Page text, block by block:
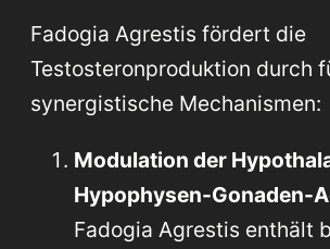
Fadogia Agrestis fördert die
Testosteronproduktion durch
synergistische Mechanismen:
Modulation der
Hypophysen-Gonaden-
Fadogia Agrestis enthält